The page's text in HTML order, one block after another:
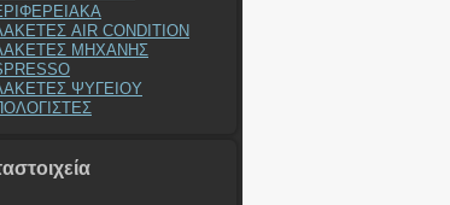
AIR CONDITION
ΜΗΧΑΝΗΣ
ΨΥΓΕΙΟΥ